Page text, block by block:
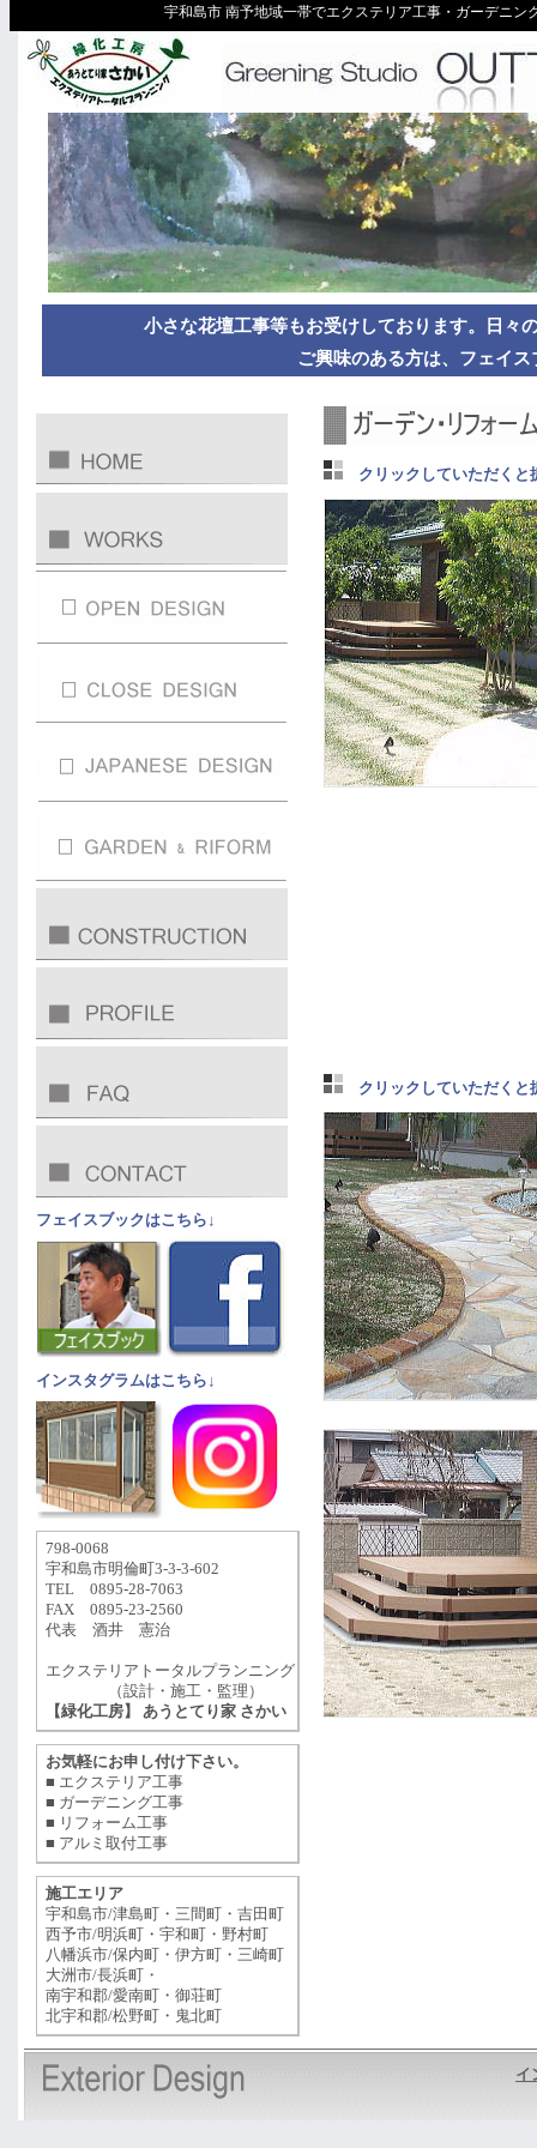
宇和島市 南予地域一帯でエクステリア工事・ガーデニ
小さな花壇工事等もお受けしております。日々
ご興味のある方は、フェイ
フェイスブックはこちら↓
インスタグラムはこちら↓
798-0068
宇和島市明倫町3-3-3-602
TEL 0895-28-7063
FAX 0895-23-2560
代表 酒井 憲治
エクステリアトータルプランニング
（設計・施工・監理）
【緑化工房】 あうとてり家 さかい
お気軽にお申し付け下さい。
■ エクステリア工事
■ ガーデニング工事
■ リフォーム工事
■ アルミ取付工事
施工エリア
宇和島市/津島町・三間町・吉田町
西予市/明浜町・宇和町・野村町
八幡浜市/保内町・伊方町・三崎町
大洲市/長浜町・
南宇和郡/愛南町・御荘町
北宇和郡/松野町・鬼北町
クリックしていただくと
クリックしていただくと
イ